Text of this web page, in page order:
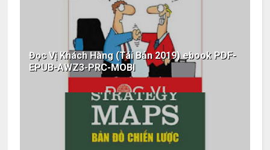
Đọc Vị Khách Hàng (Tái Bản 2019) ebook PDF-
EPUB-AWZ3-PRC-MOBI